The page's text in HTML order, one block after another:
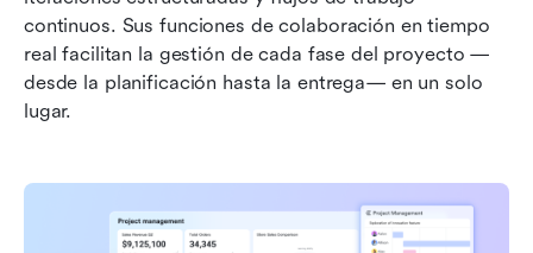
continuos. Sus funciones de colaboración en tiempo
real facilitan la gestión de cada fase del proyecto —
desde la planificación hasta la entrega— en un solo
lugar.